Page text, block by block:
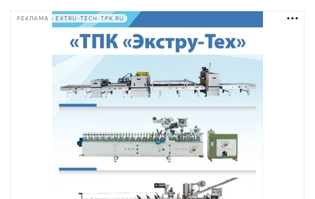
РЕКЛАМА • EXTRU-TECH-TPK.RU